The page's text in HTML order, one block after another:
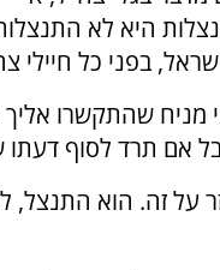
היא לא
בפני כל חיילי
מניח שהתקשרו
אם תרד לסוף
חזר על זה. הוא